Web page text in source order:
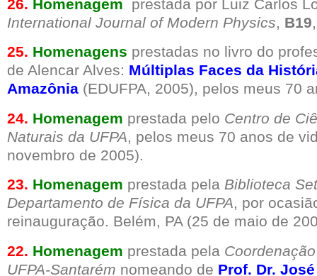
26. Homenagem
prestada por Luiz Carlos
International Journal of Modern Physics
B19
25. Homenagens prestadas no livro do
de Alencar Alves: Múltiplas Faces da
Amazônia (EDUFPA, 2005), pelos meus 70
24. Homenagem prestada pelo Centro de
Naturais da UFPA, pelos meus 70 anos de
novembro de 2005).
23. Homenagem prestada pela Biblioteca
Departamento de Física da UFPA, por
reinauguração. Belém, PA (25 de maio de
22. Homenagem prestada pela
UFPA-Santarém nomeando de Prof. Dr.